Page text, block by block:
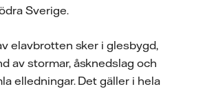
Sverige.
elavbrotten sker i glesbygd,
av stormar, åsknedslag och
elledningar. Det gäller i hela